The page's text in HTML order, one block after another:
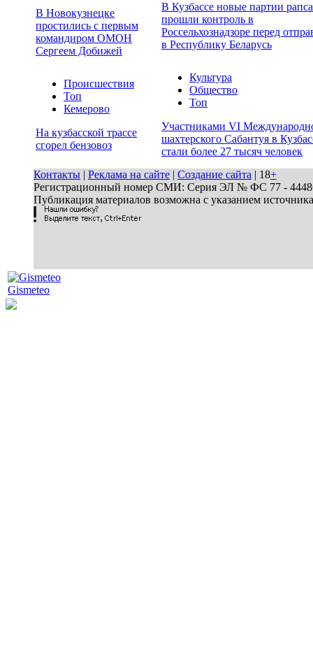
В Новокузнецке
простились с первым
командиром ОМОН
Сергеем Добижей
В Кузбассе новые партии рапса
прошли контроль в
Россельхознадзоре перед
в Республику Беларусь
Происшествия
Топ
Кемерово
На кузбасской трассе
сгорел бензовоз
Культура
Общество
Топ
Участниками VI
шахтерского Сабантуя в
стали более 27 тысяч человек
Контакты | Реклама на сайте | Создание сайта | 18+
Регистрационный номер СМИ: Серия ЭЛ № ФС 77 - 44486
Публикация материалов возможна с указанием
Gismeteo